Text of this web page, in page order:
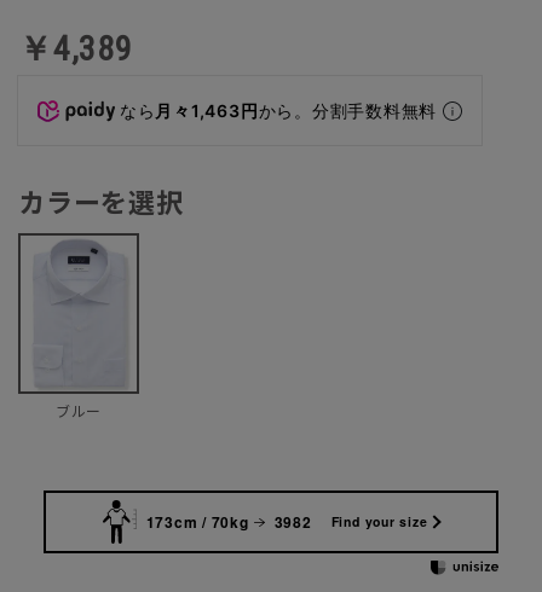
￥4,389
なら 月々1,463円から。分割手数料無料
カラーを選択
ブルー
173cm / 70kg 3982 Find your size